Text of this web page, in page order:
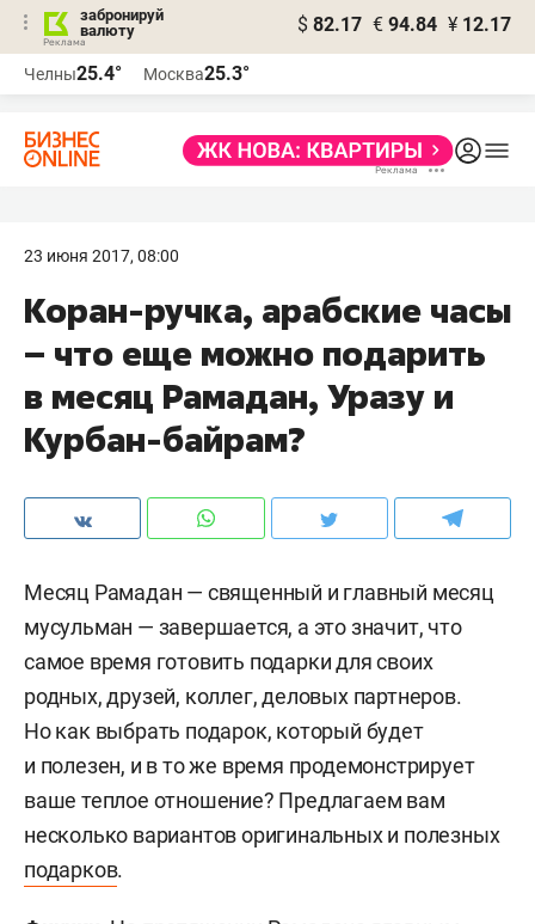
забронируй
валюту
$ 82.17 € 94.84 ¥ 12.17
Челны25.4° Москва25.3°
23 июня 2017, 08:00
Коран-ручка, арабские часы
– что еще можно подарить
в месяц Рамадан, Уразу и
Курбан-байрам?
Месяц Рамадан — священный и главный месяц
мусульман — завершается, а это значит, что
самое время готовить подарки для своих
родных, друзей, коллег, деловых партнеров.
Но как выбрать подарок, который будет
и полезен, и в то же время продемонстрирует
ваше теплое отношение? Предлагаем вам
несколько вариантов оригинальных и полезных
подарков.